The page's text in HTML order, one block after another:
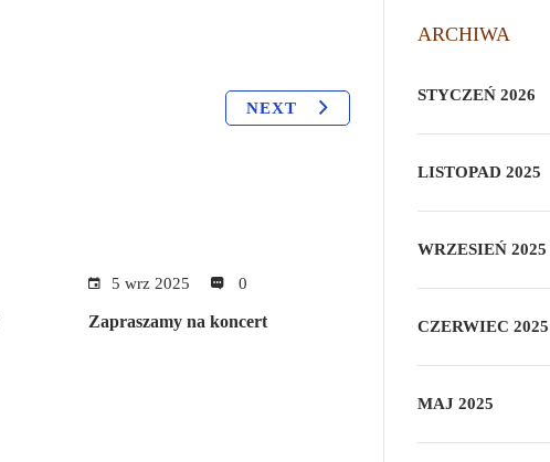
NEXT
5 wrz 2025 0
Zapraszamy na koncert
ARCHIWA
STYCZEŃ 2026
LISTOPAD 2025
WRZESIEŃ 2025
CZERWIEC 2025
MAJ 2025